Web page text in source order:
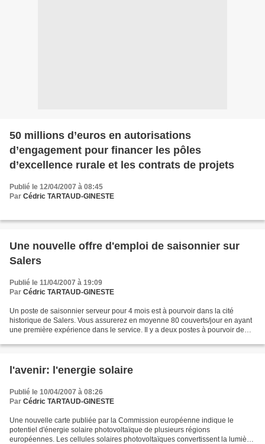
50 millions d’euros en autorisations
d’engagement pour financer les pôles
d’excellence rurale et les contrats de projets
Publié le 12/04/2007 à 08:45
Par Cédric TARTAUD-GINESTE
Une nouvelle offre d'emploi de saisonnier sur
Salers
Publié le 11/04/2007 à 19:09
Par Cédric TARTAUD-GINESTE
Un poste de saisonnier serveur pour 4 mois est à pourvoir dans la cité
historique de Salers. Vous assurerez en moyenne 80 couverts/jour en ayant
une première expérience dans le service. Il y a deux postes à pourvoir de
l'avenir: l'energie solaire
Publié le 10/04/2007 à 08:26
Par Cédric TARTAUD-GINESTE
Une nouvelle carte publiée par la Commission européenne indique le
potentiel d'énergie solaire photovoltaïque de plusieurs régions
européennes. Les cellules solaires photovoltaïques convertissent la lumière